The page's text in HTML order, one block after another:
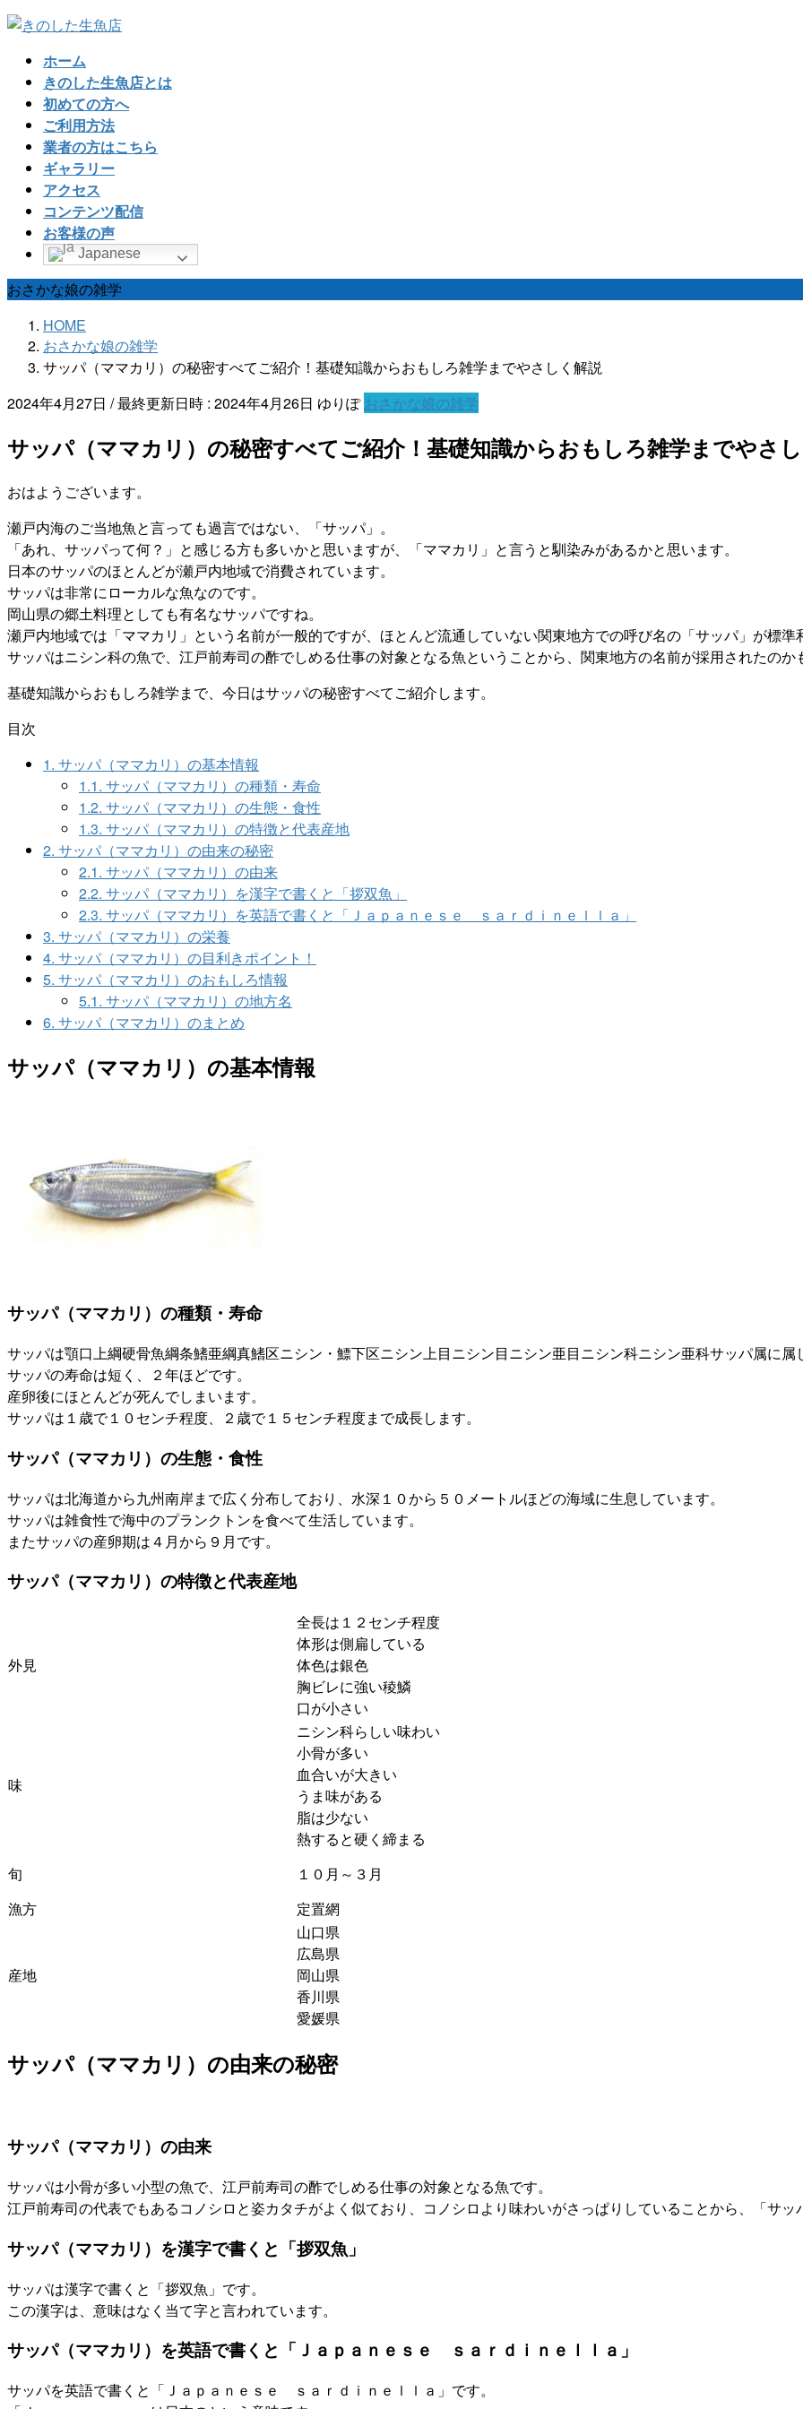
コ
ナ
ホーム
きのした生魚店とは
初めての方へ
ご利用方法
業者の方はこちら
ギャラリー
アクセス
コンテンツ配信
お客様の声
Japanese
おさかな娘の雑学
HOME
おさかな娘の雑学
サッパ（ママカリ）の秘密すべてご紹介！基礎知識からおもしろ雑学までやさしく解説
2024年4月27日 / 最終更新日時 : 2024年4月26日 ゆりぽ おさかな娘の雑学
サッパ（ママカリ）の秘密すべてご紹介！基礎知識からおもしろ雑学までやさ
おはようございます。
瀬戸内海のご当地魚と言っても過言ではない、「サッパ」。
「あれ、サッパって何？」と感じる方も多いかと思いますが、「ママカリ」と言うと馴染みがあるかと思います。
日本のサッパのほとんどが瀬戸内地域で消費されています。
サッパは非常にローカルな魚なのです。
岡山県の郷土料理としても有名なサッパですね。
瀬戸内地域では「ママカリ」という名前が一般的ですが、ほとんど流通していない関東地方での呼び名の「サッパ」が標準
サッパはニシン科の魚で、江戸前寿司の酢でしめる仕事の対象となる魚ということから、関東地方の名前が採用されたのか
基礎知識からおもしろ雑学まで、今日はサッパの秘密すべてご紹介します。
目次
1. サッパ（ママカリ）の基本情報
1.1. サッパ（ママカリ）の種類・寿命
1.2. サッパ（ママカリ）の生態・食性
1.3. サッパ（ママカリ）の特徴と代表産地
2. サッパ（ママカリ）の由来の秘密
2.1. サッパ（ママカリ）の由来
2.2. サッパ（ママカリ）を漢字で書くと「拶双魚」
2.3. サッパ（ママカリ）を英語で書くと「Ｊａｐａｎｅｓｅ ｓａｒｄｉｎｅｌｌａ」
3. サッパ（ママカリ）の栄養
4. サッパ（ママカリ）の目利きポイント！
5. サッパ（ママカリ）のおもしろ情報
5.1. サッパ（ママカリ）の地方名
6. サッパ（ママカリ）のまとめ
サッパ（ママカリ）の基本情報
サッパ（ママカリ）の種類・寿命
サッパは顎口上綱硬骨魚綱条鰭亜綱真鰭区ニシン・鰾下区ニシン上目ニシン目ニシン亜目ニシン科ニシン亜科サッパ属に属
サッパの寿命は短く、２年ほどです。
産卵後にほとんどが死んでしまいます。
サッパは１歳で１０センチ程度、２歳で１５センチ程度まで成長します。
サッパ（ママカリ）の生態・食性
サッパは北海道から九州南岸まで広く分布しており、水深１０から５０メートルほどの海域に生息しています。
サッパは雑食性で海中のプランクトンを食べて生活しています。
またサッパの産卵期は４月から９月です。
サッパ（ママカリ）の特徴と代表産地
外見
全長は１２センチ程度
体形は側扁している
体色は銀色
胸ビレに強い稜鱗
口が小さい
味
ニシン科らしい味わい
小骨が多い
血合いが大きい
うま味がある
脂は少ない
熱すると硬く締まる
旬
１０月～３月
漁方
定置網
産地
山口県
広島県
岡山県
香川県
愛媛県
サッパ（ママカリ）の由来の秘密
サッパ（ママカリ）の由来
サッパは小骨が多い小型の魚で、江戸前寿司の酢でしめる仕事の対象となる魚です。
江戸前寿司の代表でもあるコノシロと姿カタチがよく似ており、コノシロより味わいがさっぱりしていることから、「サッ
サッパ（ママカリ）を漢字で書くと「拶双魚」
サッパは漢字で書くと「拶双魚」です。
この漢字は、意味はなく当て字と言われています。
サッパ（ママカリ）を英語で書くと「Ｊａｐａｎｅｓｅ ｓａｒｄｉｎｅｌｌａ」
サッパを英語で書くと「Ｊａｐａｎｅｓｅ ｓａｒｄｉｎｅｌｌａ」です。